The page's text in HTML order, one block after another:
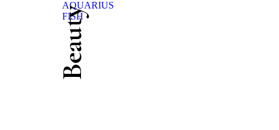
AQUARIUS
FISH